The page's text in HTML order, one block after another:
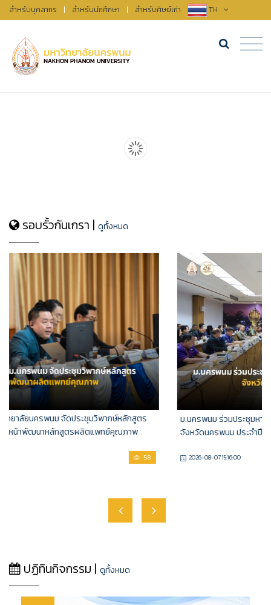
สำหรับบุคลากร | สำหรับนักศึกษา | สำหรับศิษย์เก่า TH
รอบรั้วกันเกรา | ดูทั้งหมด
ม.นครพนม ร่วมประชุมหารือเตรียมการจัดงานประเพณีไหลเรือไฟ
จังหวัดนครพนม ประจำปี 2569
19
ปฏิทินกิจกรรม | ดูทั้งหมด